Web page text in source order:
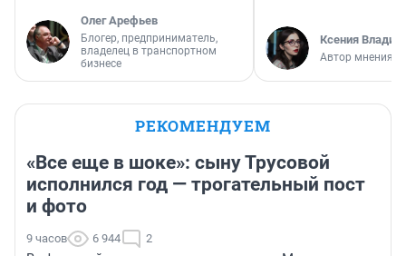
Олег Арефьев
Блогер, предприниматель,
владелец в транспортном
бизнесе
Ксения
Автор мнения
РЕКОМЕНДУЕМ
«Все еще в шоке»: сыну Трусовой
исполнился год — трогательный пост
и фото
9 часов 6 944 2